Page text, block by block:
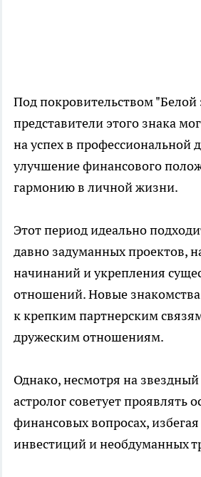
Под покровительством "Белой
представители этого знака
на успех в профессиональной
улучшение финансового
гармонию в личной жизни.
Этот период идеально
давно задуманных проектов,
начинаний и укрепления
отношений. Новые
к крепким партнерским
дружеским отношениям.
Однако, несмотря на
астролог советует проявлять
финансовых вопросах,
инвестиций и необдуманных